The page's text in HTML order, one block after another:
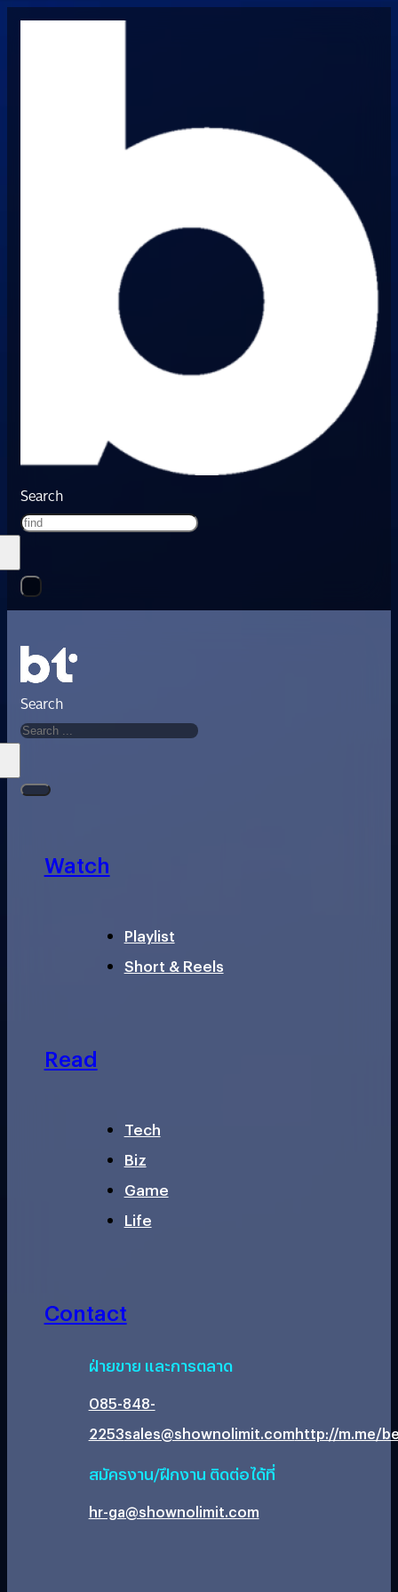
Search
Search
Watch
Playlist
Short & Reels
Read
Tech
Biz
Game
Life
Contact
ฝ่ายขาย และการตลาด
085-848-
2253sales@shownolimit.comhttp://m.me/
สมัครงาน/ฝึกงาน ติดต่อได้ที่
hr-ga@shownolimit.com